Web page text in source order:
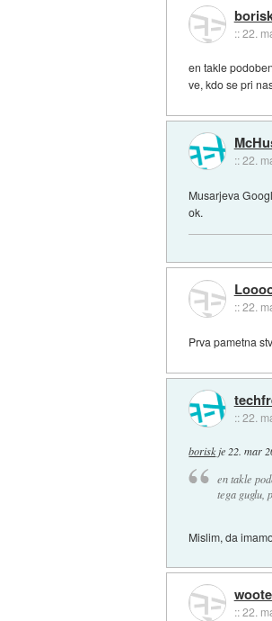
::22.
en takle
ve, kdo se pri
::22.
Musarjeva
ok.
::22.
Prva pametna
::22.
boriskje22. mar
en takle
tega guglu,
Mislim, da
::22.